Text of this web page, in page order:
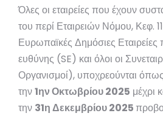
Όλες οι εταιρείες που έχουν
του περί Εταιρειών Νόμου, Κεφ.
Ευρωπαϊκές Δημόσιες Εταιρείες
ευθύνης (SE) και όλοι οι
Οργανισμοί), υποχρεούνται
την1ην Οκτωβρίου 2025 μέχρι
την 31η Δεκεμβρίου 2025